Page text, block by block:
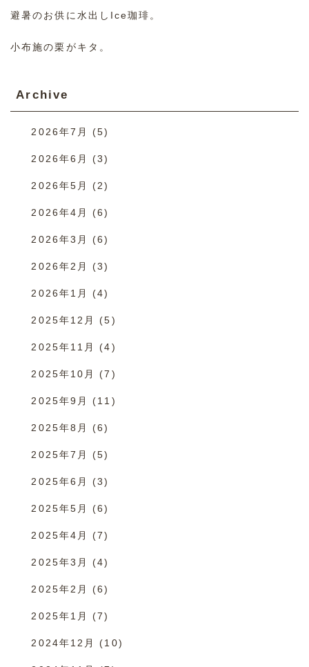
避暑のお供に水出しIce珈琲。
小布施の栗がキタ。
Archive
2026年7月 (5)
2026年6月 (3)
2026年5月 (2)
2026年4月 (6)
2026年3月 (6)
2026年2月 (3)
2026年1月 (4)
2025年12月 (5)
2025年11月 (4)
2025年10月 (7)
2025年9月 (11)
2025年8月 (6)
2025年7月 (5)
2025年6月 (3)
2025年5月 (6)
2025年4月 (7)
2025年3月 (4)
2025年2月 (6)
2025年1月 (7)
2024年12月 (10)